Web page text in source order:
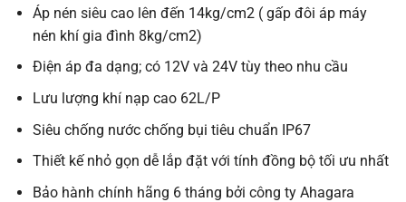
Áp nén siêu cao lên đến 14kg/cm2 ( gấp đôi áp máy
nén khí gia đình 8kg/cm2)
Điện áp đa dạng; có 12V và 24V tùy theo nhu cầu
Lưu lượng khí nạp cao 62L/P
Siêu chống nước chống bụi tiêu chuẩn IP67
Thiết kế nhỏ gọn dễ lắp đặt với tính đồng bộ tối ưu nhất
Bảo hành chính hãng 6 tháng bởi công ty Ahagara